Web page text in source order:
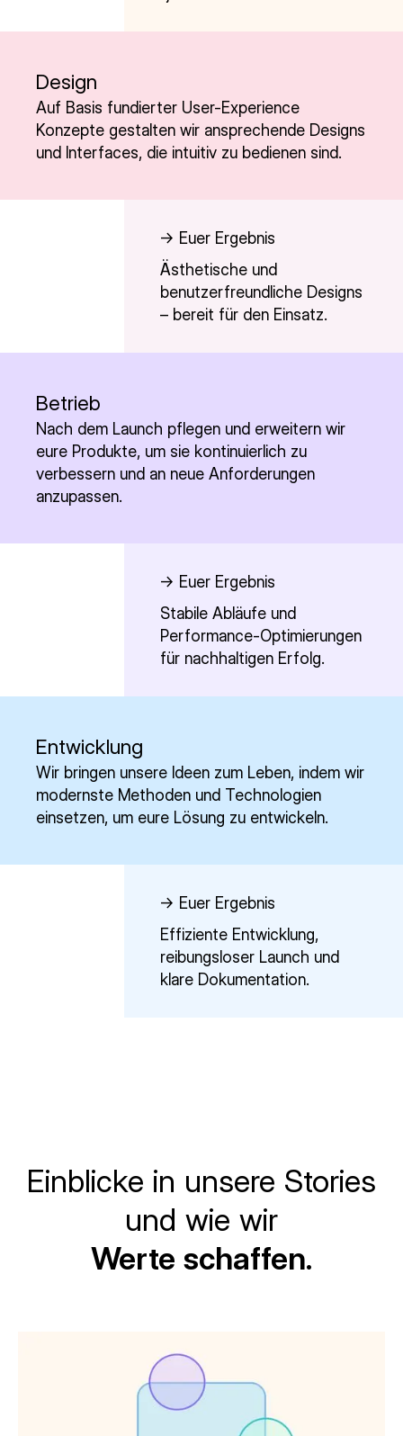
Design
Auf Basis fundierter User-Experience
Konzepte gestalten wir ansprechende Designs
und Interfaces, die intuitiv zu bedienen sind.
-> Euer Ergebnis
Ästhetische und
benutzerfreundliche Designs
– bereit für den Einsatz.
Betrieb
Nach dem Launch pflegen und erweitern wir
eure Produkte, um sie kontinuierlich zu
verbessern und an neue Anforderungen
anzupassen.
-> Euer Ergebnis
Stabile Abläufe und
Performance-Optimierungen
für nachhaltigen Erfolg.
Entwicklung
Wir bringen unsere Ideen zum Leben, indem wir
modernste Methoden und Technologien
einsetzen, um eure Lösung zu entwickeln.
-> Euer Ergebnis
Effiziente Entwicklung,
reibungsloser Launch und
klare Dokumentation.
Einblicke in unsere Stories
und wie wir
Werte schaffen.